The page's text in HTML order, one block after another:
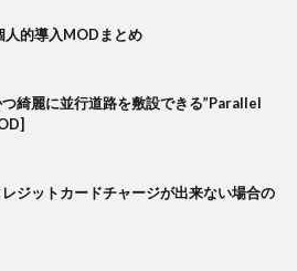
的導入MODまとめ
綺麗に並行道路を敷設できる”Parallel
ジットカードチャージが出来ない場合の